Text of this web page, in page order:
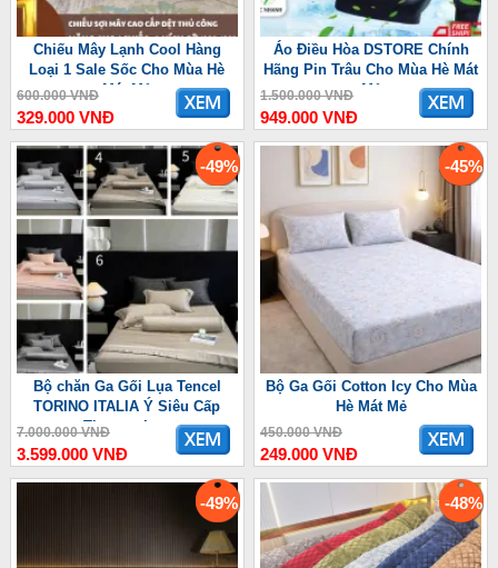
Chiếu Mây Lạnh Cool Hàng
Loại 1 Sale Sốc Cho Mùa Hè
Mát Mẻ
600.000 VNĐ
329.000 VNĐ
Áo Điều Hòa DSTORE Chính
Hãng Pin Trâu Cho Mùa Hè Mát
Mẻ
1.500.000 VNĐ
949.000 VNĐ
-49%
Bộ chăn Ga Gối Lụa Tencel
TORINO ITALIA Ý Siêu Cấp
Thượng Lưu
7.000.000 VNĐ
3.599.000 VNĐ
-45%
Bộ Ga Gối Cotton Icy Cho Mùa
Hè Mát Mẻ
450.000 VNĐ
249.000 VNĐ
-49% -48%